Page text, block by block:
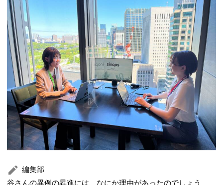
編集部
谷さんの異例の昇進には、なにか理由があったのでしょう